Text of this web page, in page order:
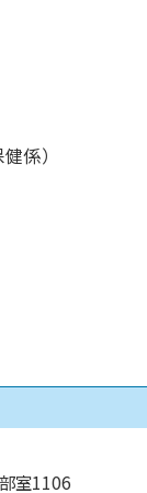
係）
室1106